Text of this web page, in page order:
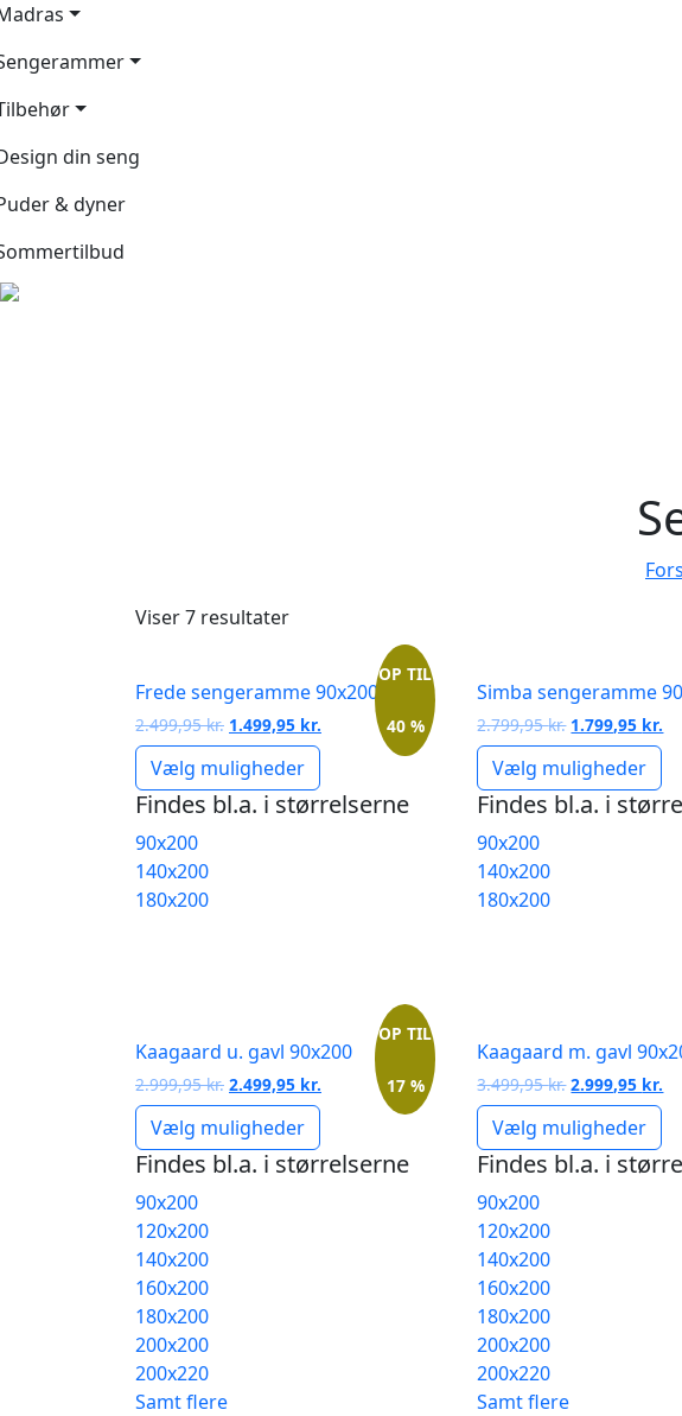
din seng
& dyner
Viser 7 resultaterSorteret
lav
til
høj
OP TIL
40 %
Frede sengeramme 90x200
2.499,95kr. Den
oprindelige
pris
var:
2.499,95 kr..
1.499,95 kr.
er:
1.499,95 kr..
Vælg muligheder
Findes bl.a. i størrelserne
90x200
140x200
180x200
Simba sengeramme
2.799,95kr. Den
oprindelige
pris
var:
2.799,95 kr..
1.799,95 kr.
er:
Vælg muligheder
Findes bl.a. i
90x200
140x200
180x200
OP TIL
17 %
Kaagaard u. gavl 90x200
2.999,95kr. Den
oprindelige
pris
var:
2.999,95 kr..
2.499,95 kr.
2.499,95 kr..
Vælg muligheder
Findes bl.a. i størrelserne
90x200
120x200
140x200
160x200
180x200
200x200
200x220
Samt flere
Kaagaard m. gavl
3.499,95kr.Den
oprindelige
pris
var:
3.499,95 kr..
2.999,95 kr.
Vælg muligheder
Findes bl.a. i
90x200
120x200
140x200
160x200
180x200
200x200
200x220
Samt flere